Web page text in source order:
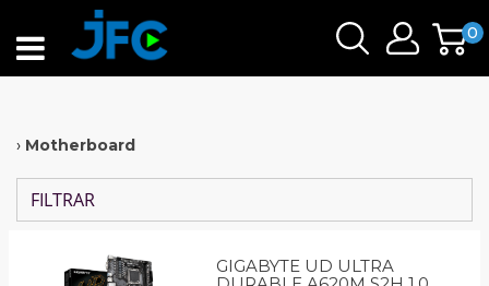
0
› Motherboard
FILTRAR
GIGABYTE UD ULTRA